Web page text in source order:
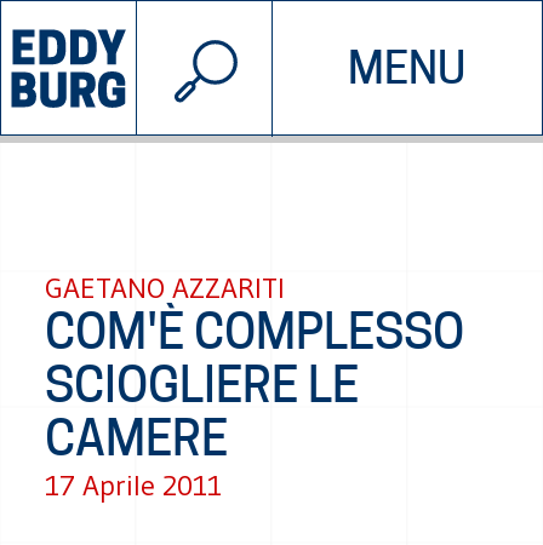
MENU
INIZIATIVE CHI SIAMO
© 2026 EDDYBURG
GAETANO AZZARITI
COM'È COMPLESSO
SCIOGLIERE LE
CAMERE
17 Aprile 2011